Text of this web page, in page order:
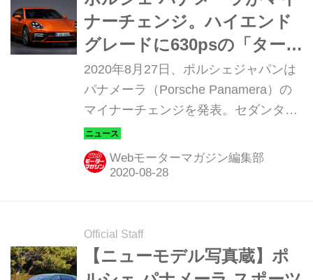
ナーチェンジ。ハイエンド
グレードに630psの「ター
ボS」を導入
2020年8月27日、ポルシェジャパンは
パナメーラ（Porsche Panamera）の
マイナーチェンジを発表。セダンタイ
プの「グランツーリスモ」と、ステー
ションワゴンタイプの「スポーツツー
リスモ」、ロングホイールベースのセ
Webモーターマガジン編集部
Official Staff
【ニューモデル写真蔵】ポ